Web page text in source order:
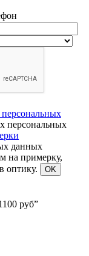
персональных
данных
на примерку,
оптику.
OK
руб”